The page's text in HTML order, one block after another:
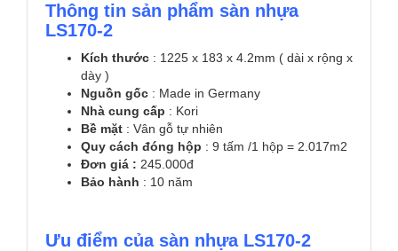
Thông tin sản phẩm sàn nhựa
LS170-2
Kích thước : 1225 x 183 x 4.2mm ( dài x rộng x
dày )
Nguồn gốc : Made in Germany
Nhà cung cấp : Kori
Bề mặt : Vân gỗ tự nhiên
Quy cách đóng hộp : 9 tấm /1 hộp = 2.017m2
Đơn giá : 245.000đ
Bảo hành : 10 năm
Ưu điểm của sàn nhựa LS170-2